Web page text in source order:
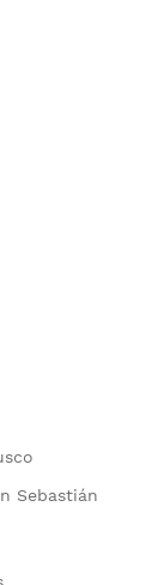
Sebastián